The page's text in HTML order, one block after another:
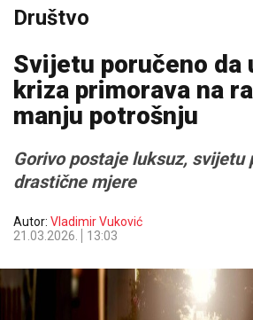
Društvo
Svijetu poručeno da
kriza primorava na
manju potrošnju
Gorivo postaje luksuz, svijetu
drastične mjere
Autor: Vladimir Vuković
21.03.2026.
13:03